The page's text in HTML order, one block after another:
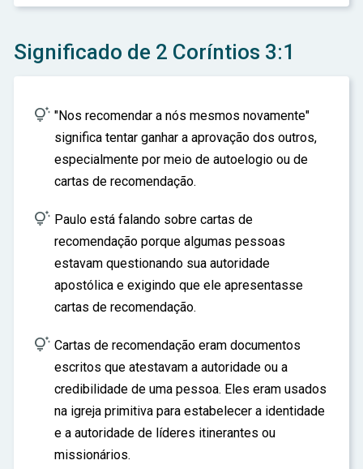
Significado de 2 Coríntios 3:1
 "Nos recomendar a nós mesmos novamente"
significa tentar ganhar a aprovação dos outros,
especialmente por meio de autoelogio ou de
cartas de recomendação.
 Paulo está falando sobre cartas de
recomendação porque algumas pessoas
estavam questionando sua autoridade
apostólica e exigindo que ele apresentasse
cartas de recomendação.
 Cartas de recomendação eram documentos
escritos que atestavam a autoridade ou a
credibilidade de uma pessoa. Eles eram usados
na igreja primitiva para estabelecer a identidade
e a autoridade de líderes itinerantes ou
missionários.